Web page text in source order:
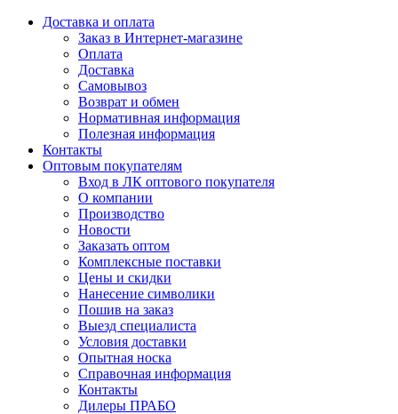
Доставка и оплата
Заказ в Интернет-магазине
Оплата
Доставка
Самовывоз
Возврат и обмен
Нормативная информация
Полезная информация
Контакты
Оптовым покупателям
Вход в ЛК оптового покупателя
О компании
Производство
Новости
Заказать оптом
Комплексные поставки
Цены и скидки
Нанесение символики
Пошив на заказ
Выезд специалиста
Условия доставки
Опытная носка
Справочная информация
Контакты
Дилеры ПРАБО